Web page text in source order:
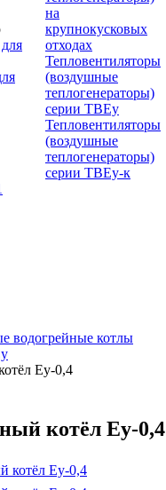
на
крупнокусковых
отходах
Тепловентиляторы
(воздушные
теплогенераторы)
серии ТВЕу
Тепловентиляторы
(воздушные
теплогенераторы)
серии ТВЕу-к
водогрейные котлы
Еу-0,4
котёл Еу-0,4